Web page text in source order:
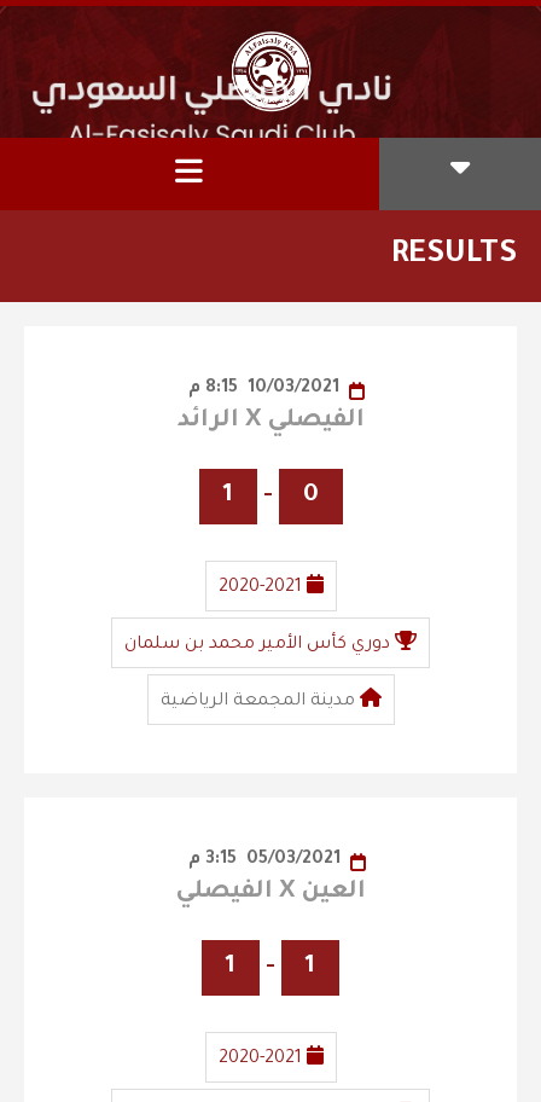
RESULTS
الفيصلي X الرائد
0
-
1
2020-2021
دوري كأس الأمير محمد بن سلمان
مدينة المجمعة الرياضية
العين X الفيصلي
1
-
1
2020-2021